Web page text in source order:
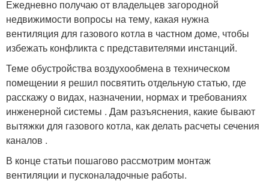
Ежедневно получаю от владельцев загородной
недвижимости вопросы на тему, какая нужна
вентиляция для газового котла в частном доме, чтобы
избежать конфликта с представителями инстанций.
Теме обустройства воздухообмена в техническом
помещении я решил посвятить отдельную статью, где
расскажу о видах, назначении, нормах и требованиях
инженерной системы . Дам разъяснения, какие бывают
вытяжки для газового котла, как делать расчеты сечения
каналов .
В конце статьи пошагово рассмотрим монтаж
вентиляции и пусконаладочные работы.